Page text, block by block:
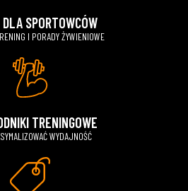
DLA SPORTOWCÓW
I PORADY ŻYWIENIOWE
TRENINGOWE
WYDAJNOŚĆ